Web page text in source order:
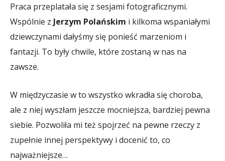
Praca przeplatała się z sesjami fotograficznymi.
Wspólnie z Jerzym Polańskim i kilkoma wspaniałymi
dziewczynami dałyśmy się ponieść marzeniom i
fantazji. To były chwile, które zostaną w nas na
zawsze.
W międzyczasie w to wszystko wkradła się choroba,
ale z niej wyszłam jeszcze mocniejsza, bardziej pewna
siebie. Pozwoliła mi też spojrzeć na pewne rzeczy z
zupełnie innej perspektywy i docenić to, co
najważniejsze…